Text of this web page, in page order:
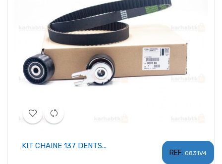
REF: 0831V4
KIT CHAINE 137 DENTS...